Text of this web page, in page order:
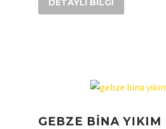
DETAYLI BILGI
GEBZE BİNA YIKIM